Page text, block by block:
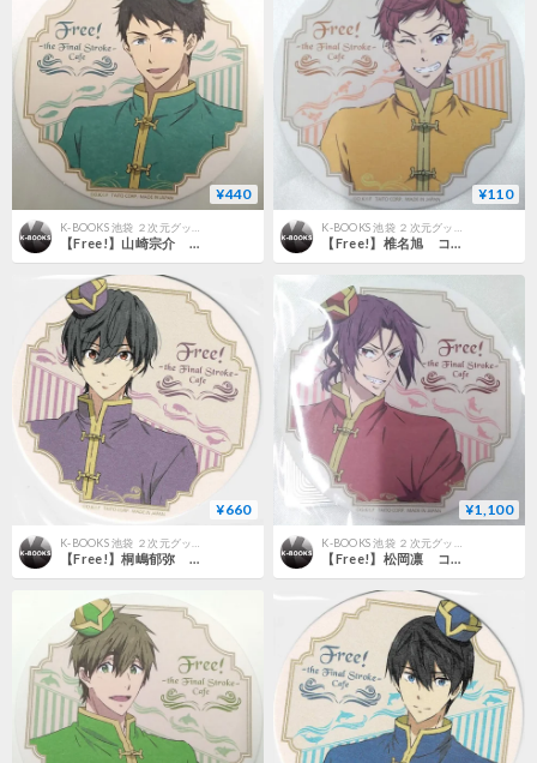
¥440
【Free!】山崎宗介 コースター
¥110
【Free!】椎名旭 コースター
¥660
K-BOOKS 池袋 ２次元グッズ通販
【Free!】桐嶋郁弥 コースター
¥1,100
K-BOOKS 池袋 ２次元グッズ通販
【Free!】松岡凛 コースター